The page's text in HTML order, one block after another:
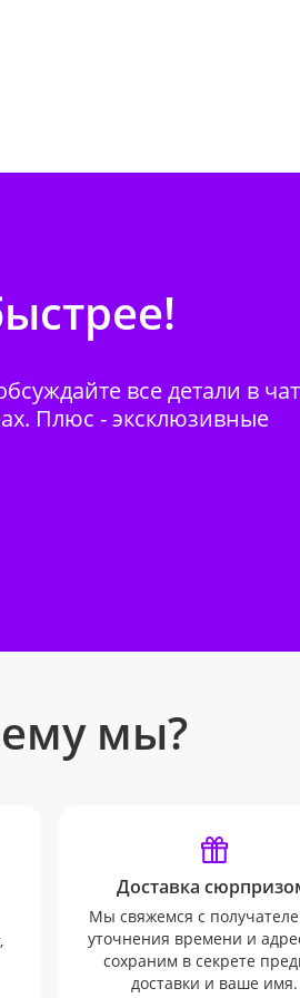
все детали в
Плюс - эксклюзивные
мы?
Доставка
Мы свяжемся с
уточнения времени и
сохраним в секрете
доставки и ваше имя.